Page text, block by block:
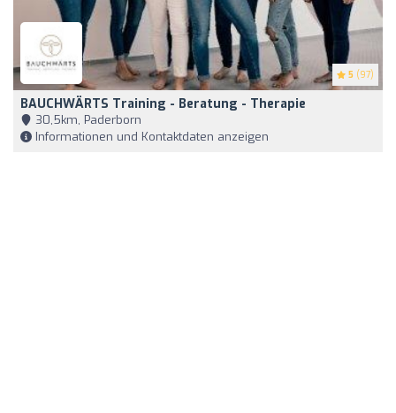
5 (97)
BAUCHWÄRTS Training - Beratung - Therapie
30,5km, Paderborn
Informationen und Kontaktdaten anzeigen